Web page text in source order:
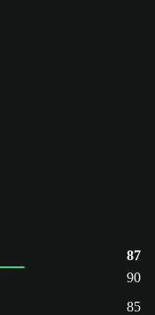
87
90
85